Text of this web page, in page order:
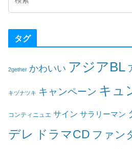
タグ
2gether かわいい アジアBL
キヅナツキ キャンペーン キュ
コンティニュエ サイン サラリーマン
デレ ドラマCD ファン